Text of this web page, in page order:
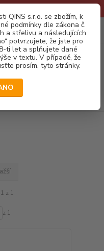
QINS s.r.o. se zbožím, k
podmínky dle zákona č.
a střelivu a následujících
potvrzujete, že jste pro
ti let a splňujete dané
v textu. V případě, že
prosím, tyto stránky.
Menu
0
za0,00 Kč
z 1
z 1